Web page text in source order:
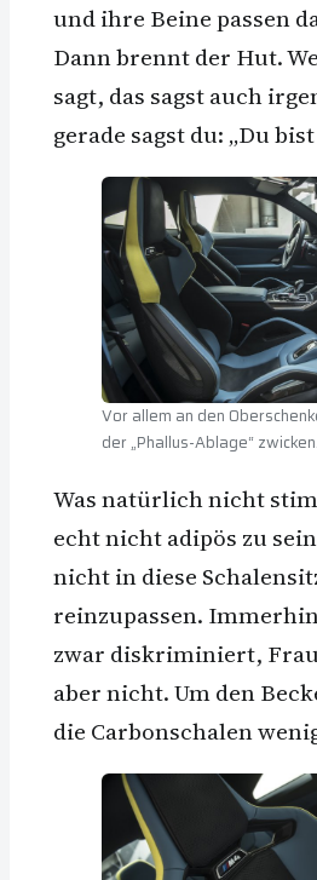
und ihre Beine passen
Dann brennt der Hut.
sagt, das sagst auch
gerade sagst du: „Du
Vor allem an den
der „Phallus-Ablage“ zwicken.
Was natürlich nicht
echt nicht adipös zu
nicht in diese
reinzupassen.
zwar diskriminiert,
aber nicht. Um den
die Carbonschalen